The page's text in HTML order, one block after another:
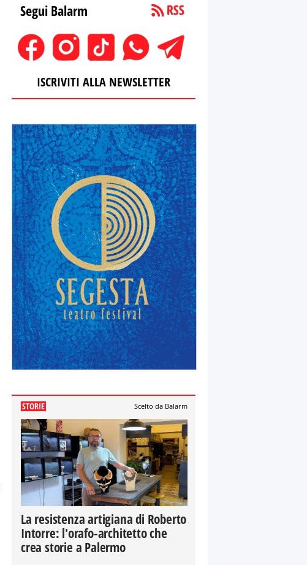
Segui Balarm
ISCRIVITI ALLA NEWSLETTER
STORIE Scelto da Balarm
La resistenza artigiana di Roberto
Intorre: l'orafo-architetto che
crea storie a Palermo